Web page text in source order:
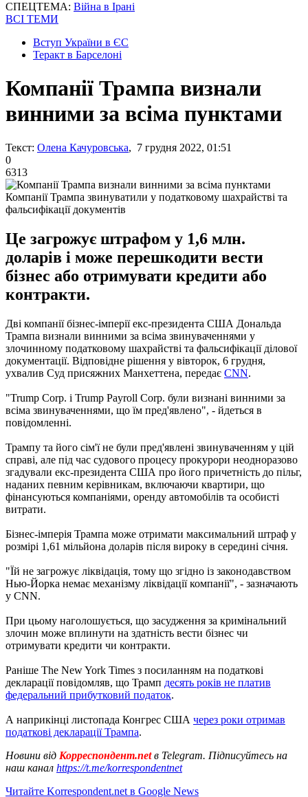
СПЕЦТЕМА: Війна в Ірані
ВСІ ТЕМИ
Вступ України в ЄС
Теракт в Барселоні
Компанії Трампа визнали
винними за всіма пунктами
Текст: Олена Качуровська, 7 грудня 2022, 01:51
0
6313
Компанії Трампа звинуватили у податковому шахрайстві та
фальсифікації документів
Це загрожує штрафом у 1,6 млн.
доларів і може перешкодити вести
бізнес або отримувати кредити або
контракти.
Дві компанії бізнес-імперії екс-президента США Дональда
Трампа визнали винними за всіма звинуваченнями у
злочинному податковому шахрайстві та фальсифікації ділової
документації. Відповідне рішення у вівторок, 6 грудня,
ухвалив Суд присяжних Манхеттена, передає CNN.
"Trump Corp. і Trump Payroll Corp. були визнані винними за
всіма звинуваченнями, що їм пред'явлено", - йдеться в
повідомленні.
Трампу та його сім'ї не були пред'явлені звинуваченням у цій
справі, але під час судового процесу прокурори неодноразово
згадували екс-президента США про його причетність до пільг,
наданих певним керівникам, включаючи квартири, що
фінансуються компаніями, оренду автомобілів та особисті
витрати.
Бізнес-імперія Трампа може отримати максимальний штраф у
розмірі 1,61 мільйона доларів після вироку в середині січня.
"Їй не загрожує ліквідація, тому що згідно із законодавством
Нью-Йорка немає механізму ліквідації компанії", - зазначають
у CNN.
При цьому наголошується, що засудження за кримінальний
злочин може вплинути на здатність вести бізнес чи
отримувати кредити чи контракти.
Раніше The New York Times з посиланням на податкові
декларації повідомляв, що Трамп десять років не платив
федеральний прибутковий податок.
А наприкінці листопада Конгрес США через роки отримав
податкові декларації Трампа.
Новини від Корреспондент.netв Telegram. Підписуйтесь на
наш канал https://t.me/korrespondentnet
Читайте Korrespondent.net в Google News